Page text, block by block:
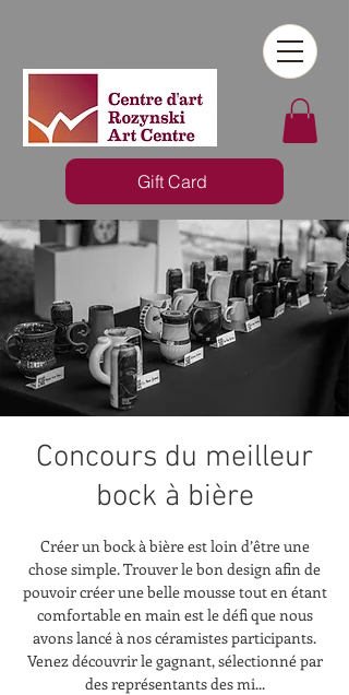
Gift Card
Concours du meilleur
bock à bière
Créer un bock à bière est loin d’être une
chose simple. Trouver le bon design afin de
pouvoir créer une belle mousse tout en étant
comfortable en main est le défi que nous
avons lancé à nos céramistes participants.
Venez découvrir le gagnant, sélectionné par
des représentants des mi...